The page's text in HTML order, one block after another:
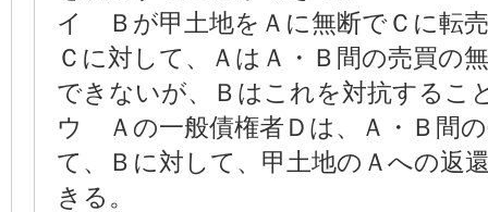
イ Ｂが甲土地をＡに無断でＣに転
Ｃに対して、ＡはＡ・Ｂ間の売買の
できないが、Ｂはこれを対抗するこ
ウ Ａの一般債権者Ｄは、Ａ・Ｂ間
て、Ｂに対して、甲土地のＡへの返
きる。